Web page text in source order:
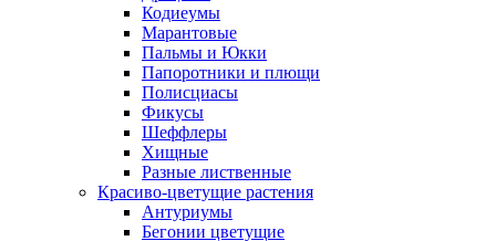
Кодиеумы
Марантовые
Пальмы и Юкки
Папоротники и плющи
Полисциасы
Фикусы
Шеффлеры
Хищные
Разные лиственные
Красиво-цветущие растения
Антуриумы
Бегонии цветущие